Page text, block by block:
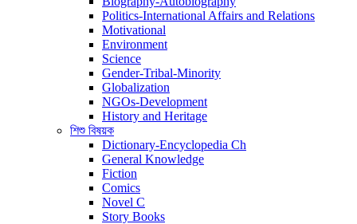
Politics-International Affairs and Relations
Motivational
Environment
Science
Gender-Tribal-Minority
Globalization
NGOs-Development
History and Heritage
শিশু বিষয়ক
Dictionary-Encyclopedia Ch
General Knowledge
Fiction
Comics
Novel C
Story Books